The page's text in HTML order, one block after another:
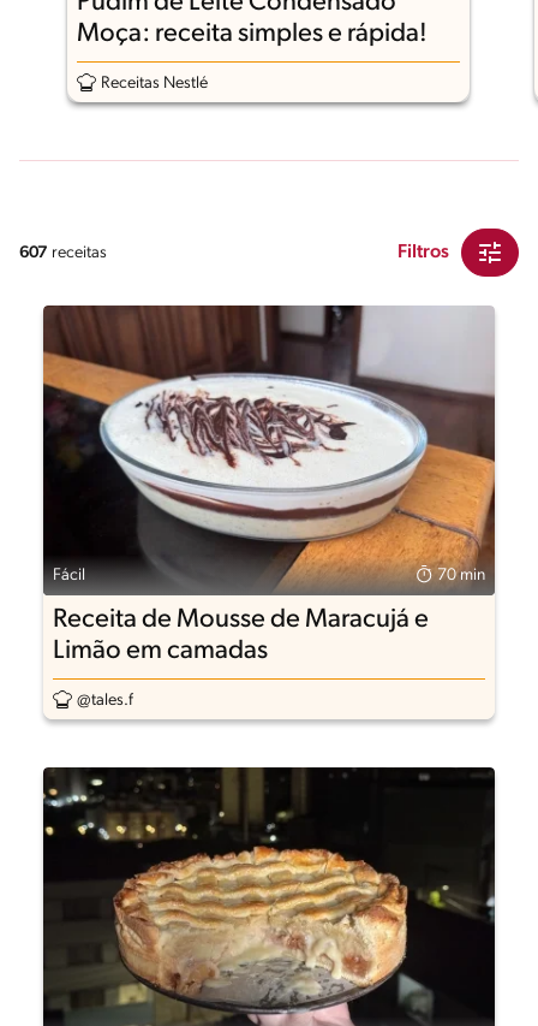
Moça: receita simples e rápida!
Receitas Nestlé
607 receitas Filtros
Fácil 70 min
Receita de Mousse de Maracujá e
Limão em camadas
@tales.f